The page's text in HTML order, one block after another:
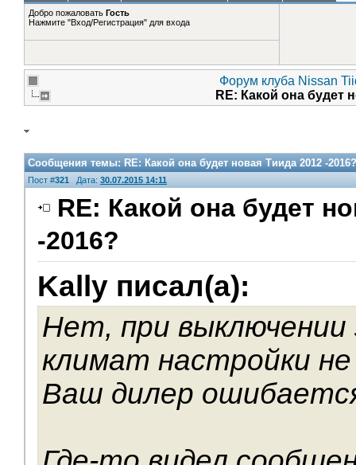
Добро пожаловать Гость
Нажмите "Вход/Регистрация" для входа
Форум клуба Nissan
RE: Какой она будет
Сообщения темы:RE: Какой она будет новая Тиида 2012 -2016?
Пост #321 Дата: 30.07.2015 14:11
RE: Какой она будет
-2016?
Kally писал(а):
Нет, при выключении
климат настройки
Ваш дилер